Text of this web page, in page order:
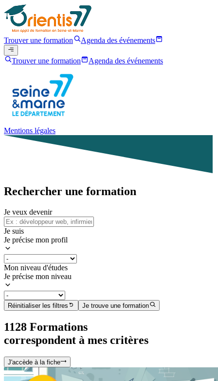
Trouver une formation Agenda des événements
Trouver une formation Agenda des événements
Mentions légales
Rechercher une formation
Je veux devenir
Je suis
Je précise mon profil
Mon niveau d'études
Je précise mon niveau
Réinitialiser les filtres Je trouve une formation
1128 Formations
correspondent à mes critères
J'accède à la fiche